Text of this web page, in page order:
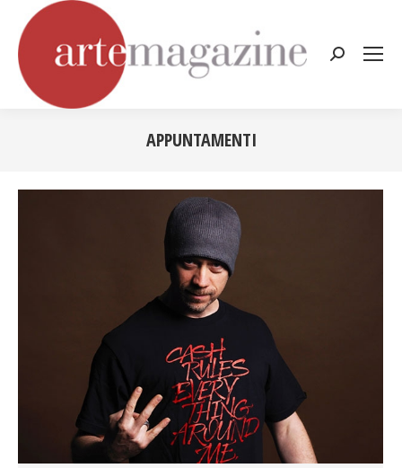
Cerca:
APPUNTAMENTI